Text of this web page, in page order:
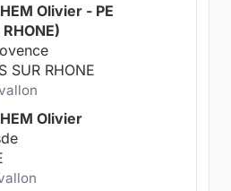
Olivier - PE
SUR RHONE
Olivier